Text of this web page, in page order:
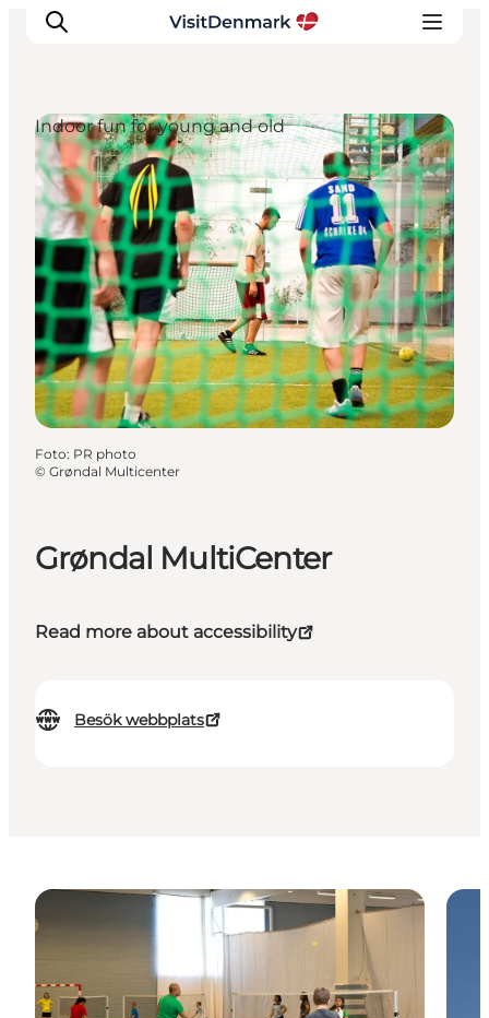
Inspiration
Resmål
Aktiviteter
Övernatta
Planera resan
Grøndal MultiCenter
Read more about accessibility
Besök webbplats
Indoor fun for young and old
Foto: PR photo
© Grøndal Multicenter